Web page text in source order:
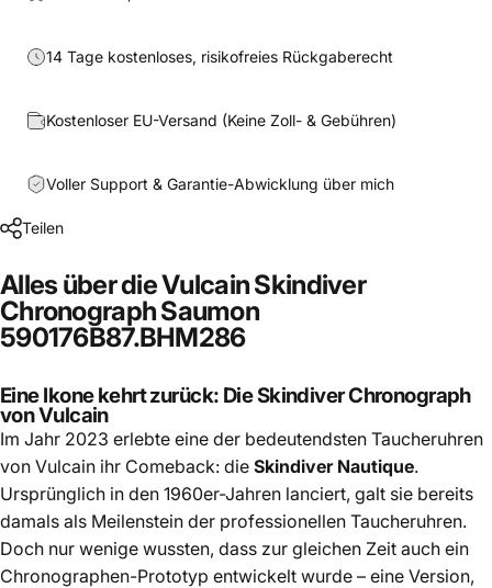
14 Tage kostenloses, risikofreies Rückgaberecht
Kostenloser EU-Versand (Keine Zoll- & Gebühren)
Voller Support & Garantie-Abwicklung über mich
Teilen
Alles über die Vulcain Skindiver
Chronograph Saumon
590176B87.BHM286
Eine Ikone kehrt zurück: Die Skindiver Chronograph
von Vulcain
Im Jahr 2023 erlebte eine der bedeutendsten Taucheruhren
von Vulcain ihr Comeback: die Skindiver Nautique.
Ursprünglich in den 1960er-Jahren lanciert, galt sie bereits
damals als Meilenstein der professionellen Taucheruhren.
Doch nur wenige wussten, dass zur gleichen Zeit auch ein
Chronographen-Prototyp entwickelt wurde – eine Version,